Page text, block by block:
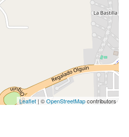
Leaflet | ©OpenStreetMapcontributors